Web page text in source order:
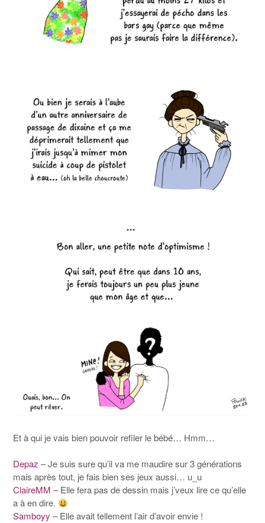
Et à qui je vais bien pouvoir refiler le bébé… Hmm…
Depaz – Je suis sure qu’il va me maudire sur 3 générations
mais après tout, je fais bien ses jeux aussi… u_u
ClaireMM – Elle fera pas de dessin mais j’veux lire ce qu’elle
a à en dire.
Samboyy – Elle avait tellement l’air d’avoir envie !